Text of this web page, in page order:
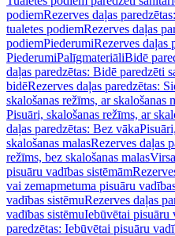
podiemRezerves daļas
tualetes podiemRezerves daļas
podiemPiederumiRezerves daļas
PiederumiPalīgmateriāliBidē
daļas paredzētas: Bidē paredzēti
bidēRezerves daļas paredzētas:
skalošanas režīms, ar skalošanas
Pisuāri, skalošanas režīms, ar
daļas paredzētas: Bez vāka
skalošanas malasRezerves daļas
režīms, bez skalošanas malas
pisuāru vadības sistēmām
vai zemapmetuma pisuāru
vadības sistēmuRezerves daļas
vadības sistēmuIebūvētai pisuāru
paredzētas: Iebūvētai pisuāru